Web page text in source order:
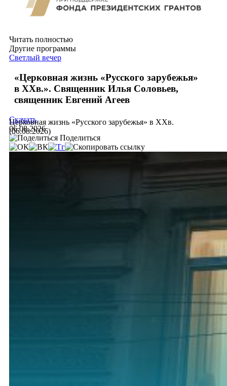
Читать полностью
Другие программы
Светлый вечер
«Церковная жизнь «Русского зарубежья»
в ХХв.». Священник Илья Соловьев,
священник Евгений Агеев
Церковная жизнь «Русского зарубежья» в ХХв.
(06.08.2026)
Скачать
06.08.2026
Поделиться